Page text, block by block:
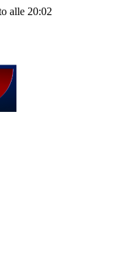
alle 20:02